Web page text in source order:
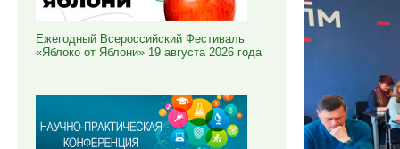
Ежегодный Всероссийский Фестиваль
«Яблоко от Яблони» 19 августа 2026 года